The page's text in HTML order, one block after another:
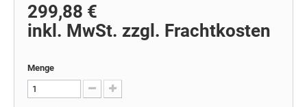
299,88 €
inkl. MwSt. zzgl. Frachtkosten
Menge